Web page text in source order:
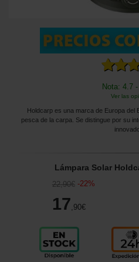
Nota: 4.7
Ver las
Holdcarp es una marca de Europa del
pesca de la carpa. Se distingue por su
Lámpara Solar
22,90€ -22%
17 ,90€